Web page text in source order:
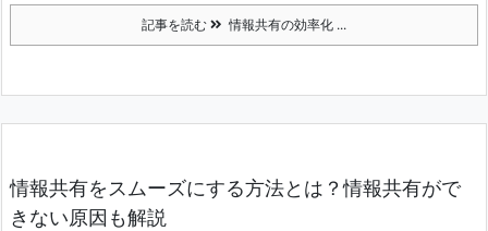
記事を読む 情報共有の効率化 ...
情報共有をスムーズにする方法とは？情報共有がで
きない原因も解説